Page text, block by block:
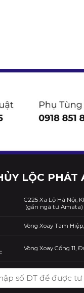
LỘC PHÁT
C225 Xa Lộ Hà Nội,
(gần ngã tư Amata)
Vòng Xoay Tam
Vòng Xoay Cổng